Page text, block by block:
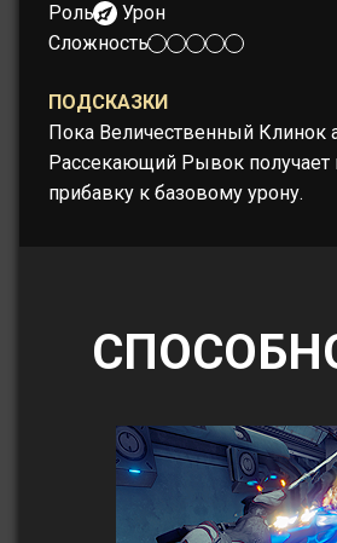
Роль:
Урон
Сложность:
ПОДСКАЗКИ
Пока Величественный Клинок
Рассекающий Рывок
прибавку к базовому урону.